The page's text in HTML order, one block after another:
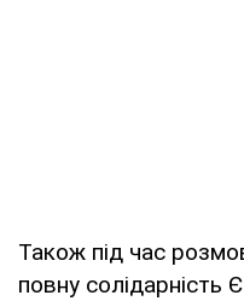
Також під час
повну солідарність